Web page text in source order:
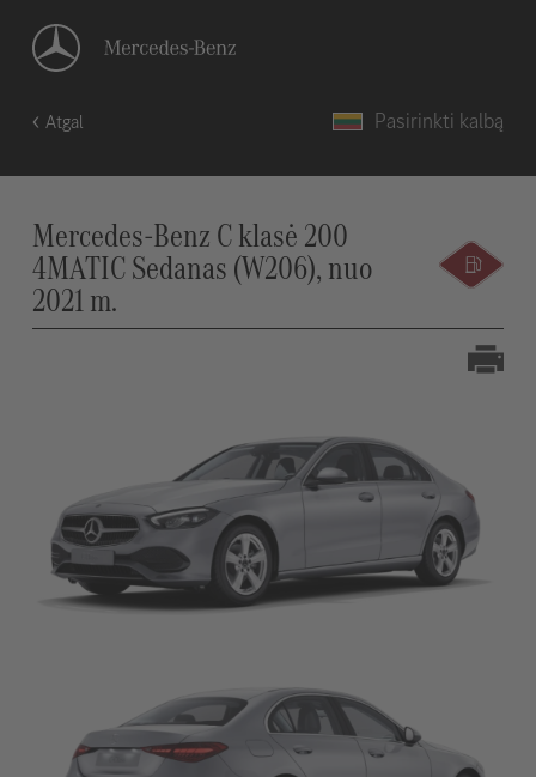
Atgal Pasirinkti kalbą
Mercedes-Benz C klasė 200
4MATIC Sedanas (W206), nuo
2021 m.